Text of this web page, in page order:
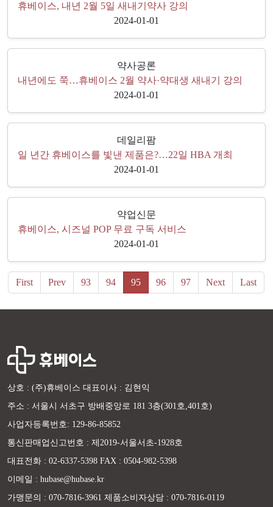
휴베이스, 내년 2월 5일 새내기약사 강의
2024-01-01
약사공론
내년에도 쭉…휴베이스 2월 약사·약대생 새내기 강의
2024-01-01
데일리팜
일 년간 휴베이스를 빛낸 제품은?…22일 HBA 개최
2024-01-01
약업신문
휴베이스, 시즈널 POP 무료 구독 서비스
2024-01-01
First Prev 93 94 95 96 97 Next Last
상호 : (주)휴베이스 대표이사 : 김현익
주소 : 서울시 서초구 방배중앙로 181 3층(301호,401호)
사업자등록번호: 129-86-85852
통신판매업신고번호 : 제2019-서울서초-1928호
대표전화 : 02-6337-5398 FAX : 0504-982-5398
이메일 : hubase@hubase.kr
가맹문의 : 070-7816-3961 제품소비자상담 : 070-7816-0119